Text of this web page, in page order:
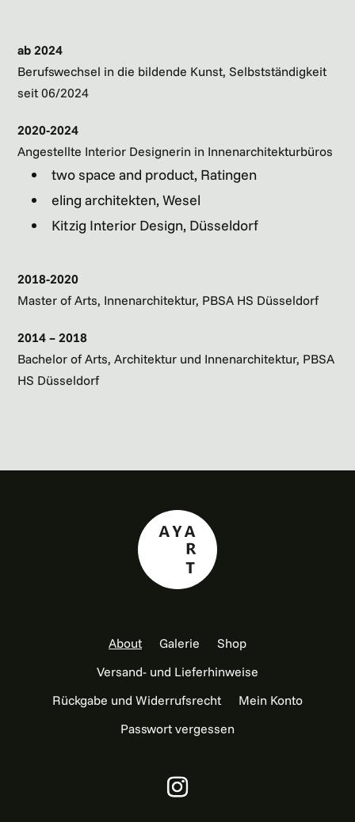
ab 2024
Berufswechsel in die bildende Kunst, Selbstständigkeit
seit 06/2024
2020-2024
Angestellte Interior Designerin in Innenarchitekturbüros
two space and product, Ratingen
eling architekten, Wesel
Kitzig Interior Design, Düsseldorf
2018-2020
Master of Arts, Innenarchitektur, PBSA HS Düsseldorf
2014 – 2018
Bachelor of Arts, Architektur und Innenarchitektur, PBSA
HS Düsseldorf
About Galerie
Shop
Versand- und Lieferhinweise
Rückgabe und Widerrufsrecht
Mein Konto
Passwort vergessen